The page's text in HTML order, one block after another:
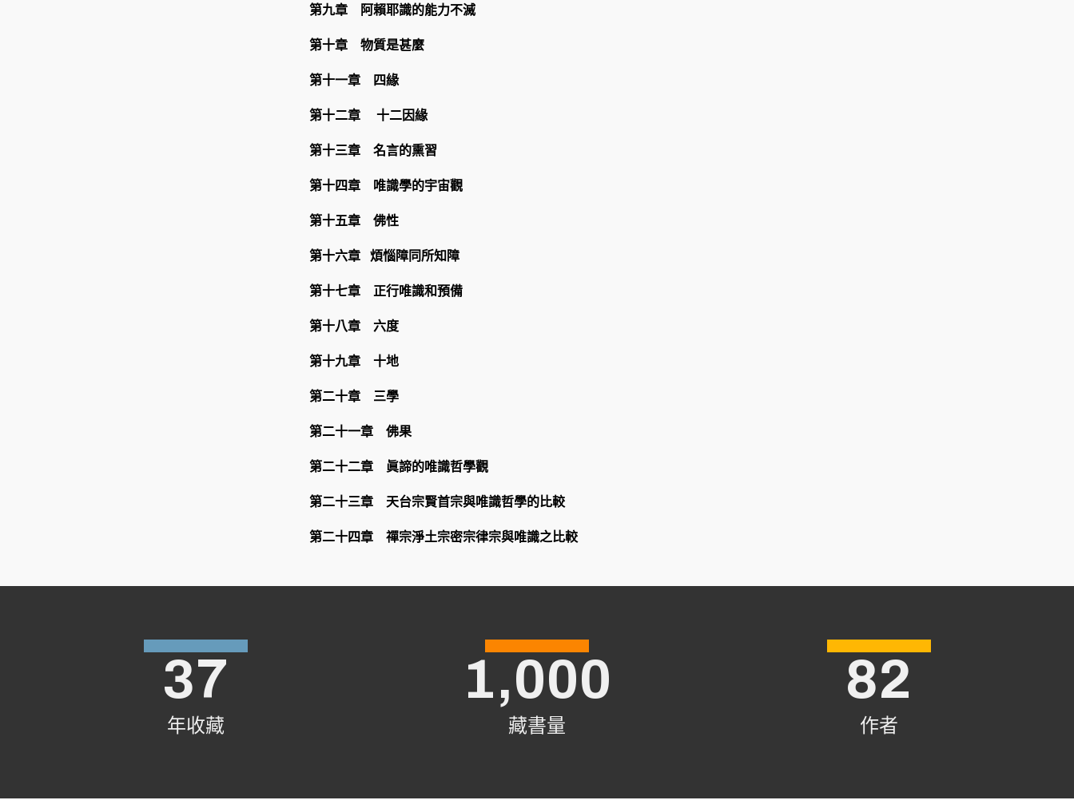
第九章 阿賴耶識的能力不滅
第十章 物質是甚麼
第十一章 四緣
第十二章 十二因緣
第十三章 名言的熏習
第十四章 唯識學的宇宙觀
第十五章 佛性
第十六章 煩惱障同所知障
第十七章 正行唯識和預備
第十八章 六度
第十九章 十地
第二十章 三學
第二十一章 佛果
第二十二章 眞諦的唯識哲學觀
第二十三章 天台宗賢首宗與唯識哲學的比較
第二十四章 禪宗淨土宗密宗律宗與唯識之比較
年收藏
37
藏書量
1,000
作者
82